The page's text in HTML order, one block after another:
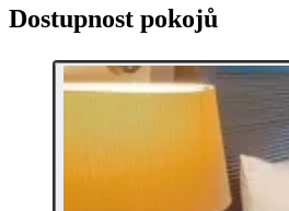
Dostupnost pokojů